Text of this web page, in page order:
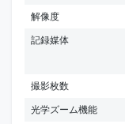
解像度
記録媒体
撮影枚数
光学ズーム機能